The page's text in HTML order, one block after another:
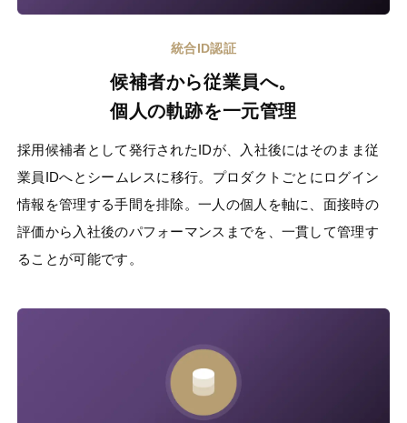
統合ID認証
候補者から従業員へ。
個人の軌跡を一元管理
採用候補者として発行されたIDが、入社後にはそのまま従
業員IDへとシームレスに移行。プロダクトごとにログイン
情報を管理する手間を排除。一人の個人を軸に、面接時の
評価から入社後のパフォーマンスまでを、一貫して管理す
ることが可能です。